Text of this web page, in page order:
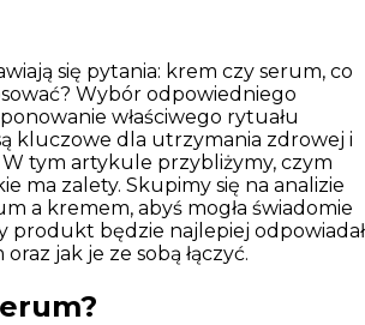
się pytania: krem czy serum, co
Wybór odpowiedniego
właściwego rytuału
kluczowe dla utrzymania zdrowej i
tym artykule przybliżymy, czym
ma zalety. Skupimy się na analizie
a kremem, abyś mogła świadomie
produkt będzie najlepiej odpowiadał
jak je ze sobą łączyć.